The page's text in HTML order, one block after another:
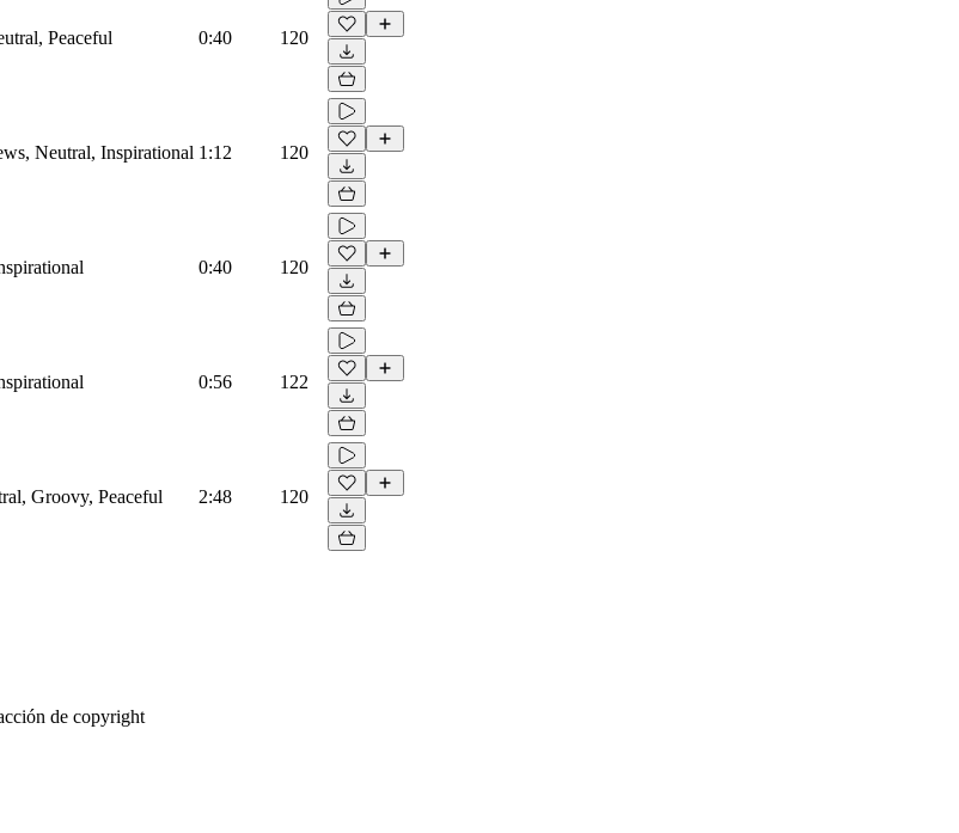
Peaceful 0:40 120
Neutral, Inspirational 1:12 120
0:40 120
0:56 122
Groovy, Peaceful 2:48 120
de copyright